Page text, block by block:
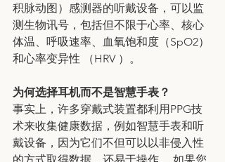
积脉动图）感测器的听戴设备，可以监
测生物讯号，包括但不限于心率、核心
体温、呼吸速率、血氧饱和度（SpO2）
和心率变异性 （HRV ）。
为何选择耳机而不是智慧手表？
事实上，许多穿戴式装置都利用PPG技
术来收集健康数据，例如智慧手表和听
戴设备，因为它们不但可以以非侵入性